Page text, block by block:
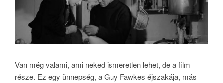
Van még valami, ami neked ismeretlen lehet, de a film
része. Ez egy ünnepség, a Guy Fawkes éjszakája, más